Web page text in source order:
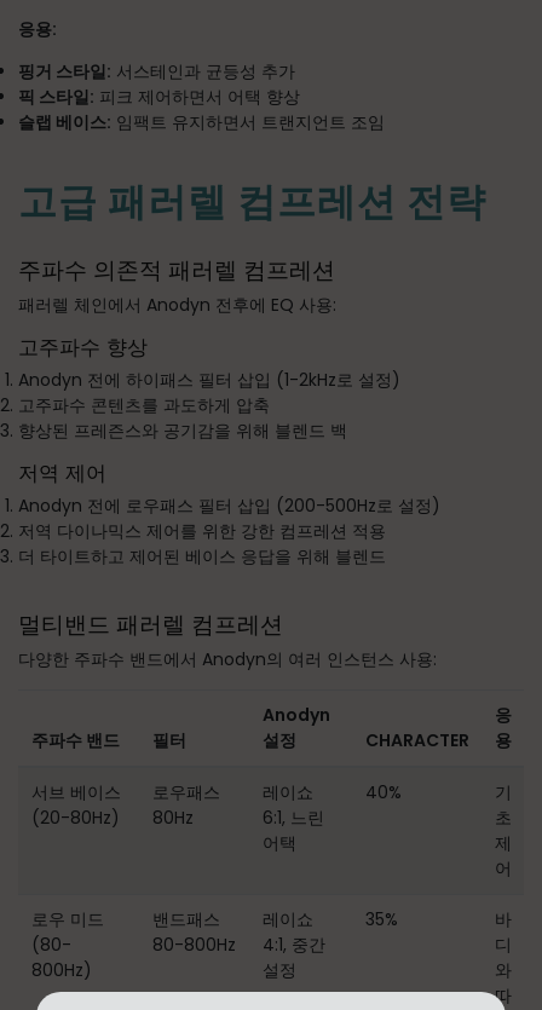
응용:
핑거 스타일: 서스테인과 균등성 추가
픽 스타일: 피크 제어하면서 어택 향상
슬랩 베이스: 임팩트 유지하면서 트랜지언트 조임
고급 패러렐 컴프레션 전략
주파수 의존적 패러렐 컴프레션
패러렐 체인에서 Anodyn 전후에 EQ 사용:
고주파수 향상
Anodyn 전에 하이패스 필터 삽입 (1-2kHz로 설정)
고주파수 콘텐츠를 과도하게 압축
향상된 프레즌스와 공기감을 위해 블렌드 백
저역 제어
Anodyn 전에 로우패스 필터 삽입 (200-500Hz로 설정)
저역 다이나믹스 제어를 위한 강한 컴프레션 적용
더 타이트하고 제어된 베이스 응답을 위해 블렌드
멀티밴드 패러렐 컴프레션
다양한 주파수 밴드에서 Anodyn의 여러 인스턴스 사용:
주파수 밴드 필터
Anodyn
설정
CHARACTER
응
용
서브 베이스
(20-80Hz)
로우패스
80Hz
레이쇼
6:1, 느린
어택
40%
기
초
제
어
로우 미드
(80-
800Hz)
밴드패스
80-800Hz
레이쇼
4:1, 중간
설정
35%
바
디
와
따